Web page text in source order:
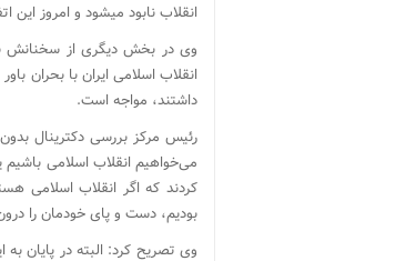
انقلاب نابود می‎شود و امروز این اتفاق در مصر افتاده است و مصر به قبل از انقلاب خود برگشت.
وی در بخش دیگری از سخنانش با
داشتند، مواجه است.
می‌خواهیم انقلاب اسلامی
کردند که اگر انقلاب اسلامی
بودیم، دست و پای خودمان را
وی تصریح کرد: البته در پایان